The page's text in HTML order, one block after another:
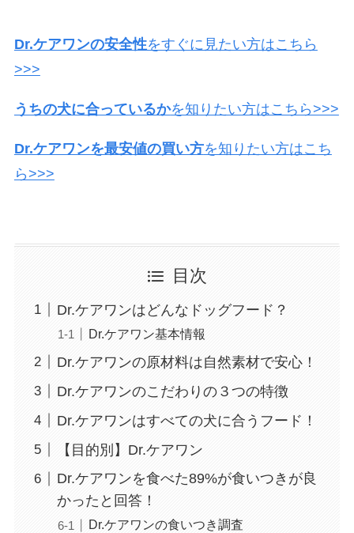
Dr.ケアワンの安全性をすぐに見たい方はこちら
>>>
うちの犬に合っているかを知りたい方はこちら>>>
Dr.ケアワンを最安値の買い方を知りたい方はこち
ら>>>
目次
Dr.ケアワンはどんなドッグフード？
Dr.ケアワン基本情報
Dr.ケアワンの原材料は自然素材で安心！
Dr.ケアワンのこだわりの３つの特徴
Dr.ケアワンはすべての犬に合うフード！
【目的別】Dr.ケアワン
Dr.ケアワンを食べた89%が食いつきが良
かったと回答！
Dr.ケアワンの食いつき調査